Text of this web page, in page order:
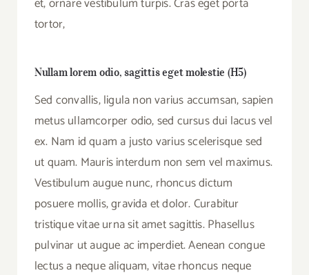
tortor,
Nullam lorem odio, sagittis eget molestie (H5)
Sed convallis, ligula non varius accumsan, sapien
metus ullamcorper odio, sed cursus dui lacus vel
ex. Nam id quam a justo varius scelerisque sed
ut quam. Mauris interdum non sem vel maximus.
Vestibulum augue nunc, rhoncus dictum
posuere mollis, gravida et dolor. Curabitur
tristique vitae urna sit amet sagittis. Phasellus
pulvinar ut augue ac imperdiet. Aenean congue
lectus a neque aliquam, vitae rhoncus neque